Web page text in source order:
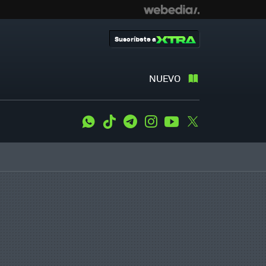
NUEVO
Suscríbete a
WhatsApp
Tiktok TelegramInstagramYoutube